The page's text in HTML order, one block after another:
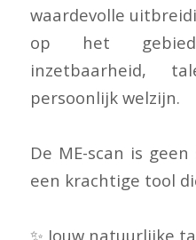
waardevolle
op het
inzetbaarheid,
persoonlijk welzijn.
De ME-scan is
een krachtige tool
✨ Jouw natuurlijke